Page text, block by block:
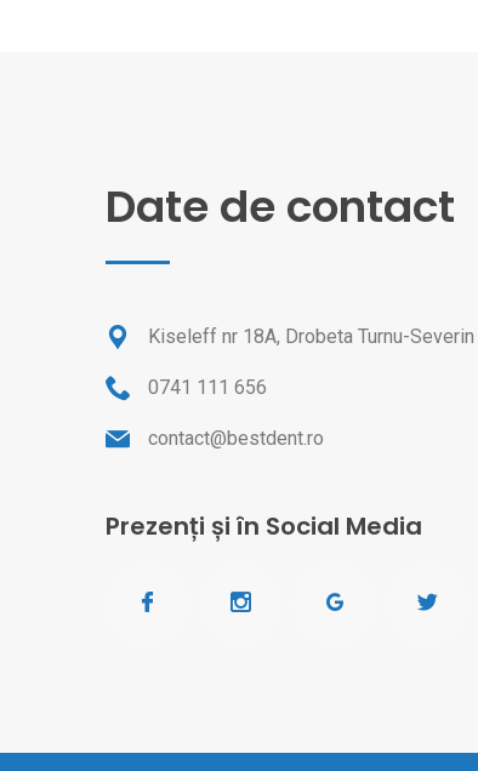
Date de contact
Kiseleff nr 18A, Drobeta Turnu-Severin
0741 111 656
contact@bestdent.ro
Prezenți și în Social Media